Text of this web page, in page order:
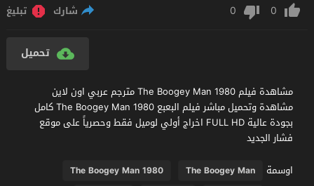
0
0 شارك تبليغ
تحميل
مشاهدة فيلم The Boogey Man 1980 مترجم عربي اون لاين
مشاهدة وتحميل مباشر فيلم البعبع The Boogey Man 1980 كامل
بجودة عالية FULL HD اخراج أولي لوميل فقط وحصرياً على موقع
فشار الجديد
اوسمة
The Boogey Man
The Boogey Man 1980